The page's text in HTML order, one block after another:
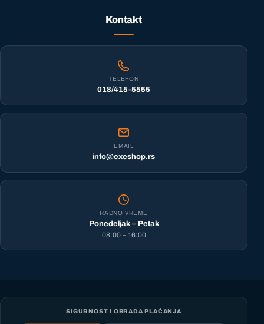
Kontakt
TELEFON
018/415-5555
EMAIL
info@exeshop.rs
RADNO VREME
Ponedeljak – Petak
08:00 – 16:00
SIGURNOST I OBRADA PLAĆANJA